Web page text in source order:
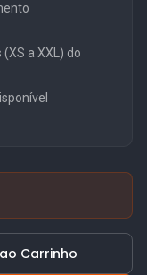
a XXL) do
Carrinho